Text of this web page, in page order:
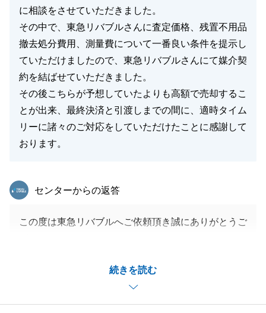
に相談をさせていただきました。
その中で、東急リバブルさんに査定価格、残置不用品
撤去処分費用、測量費について一番良い条件を提示し
ていただけましたので、東急リバブルさんにて媒介契
約を結ばせていただきました。
その後こちらが予想していたよりも高額で売却するこ
とが出来、最終決済と引渡しまでの間に、適時タイム
リーに諸々のご対応をしていただけたことに感謝して
おります。
続きを読む
東急リバブル
センターからの返答
この度は東急リバブルへご依頼頂き誠にありがとうご
ご契約からお引き渡しまで、様々な諸手続きがござい
ました。